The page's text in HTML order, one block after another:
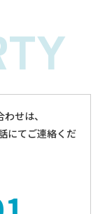
せは、
にてご連絡くだ